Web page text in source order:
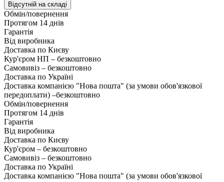
Відсутній на складі
Обмін/повернення
Протягом 14 днів
Гарантія
Від виробника
Доставка по Києву
Кур'єром НП – безкоштовно
Самовивіз – безкоштовно
Доставка по Україні
Доставка компанією "Нова пошта" (за умови обов'язкової
передоплати) –безкоштовно
Обмін/повернення
Протягом 14 днів
Гарантія
Від виробника
Доставка по Києву
Кур'єром – безкоштовно
Самовивіз – безкоштовно
Доставка по Україні
Доставка компанією "Нова пошта" (за умови обов'язкової